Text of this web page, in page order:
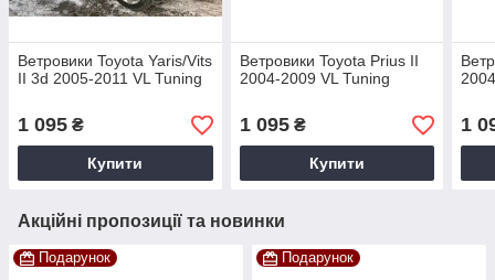
Ветровики Toyota Yaris/Vits
II 3d 2005-2011 VL Tuning
1 095 ₴
Купити
Ветровики Toyota Prius II
2004-2009 VL Tuning
1 095₴
Купити
1
Акційні пропозиції та новинки
Подарунок Подарунок